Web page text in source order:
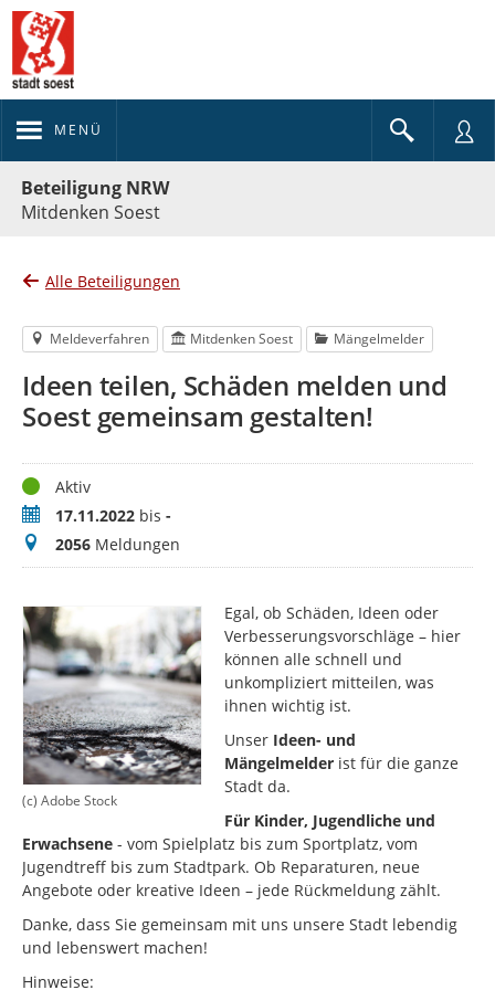
MENÜ
Beteiligung NRW
Mitdenken Soest
Alle Beteiligungen
Meldeverfahren Mitdenken Soest Mängelmelder
Ideen teilen, Schäden melden und
Soest gemeinsam gestalten!
StatusAktiv
Zeitraum17.11.2022 bis -
Meldungen
2056 Meldungen
(c) Adobe Stock
Egal, ob Schäden, Ideen oder
Verbesserungsvorschläge – hier
können alle schnell und
unkompliziert mitteilen, was
ihnen wichtig ist.
Unser Ideen- und
Mängelmelder ist für die ganze
Stadt da.
Für Kinder, Jugendliche und
Erwachsene - vom Spielplatz bis zum Sportplatz, vom
Jugendtreff bis zum Stadtpark. Ob Reparaturen, neue
Angebote oder kreative Ideen – jede Rückmeldung zählt.
Danke, dass Sie gemeinsam mit uns unsere Stadt lebendig
und lebenswert machen!
Hinweise: